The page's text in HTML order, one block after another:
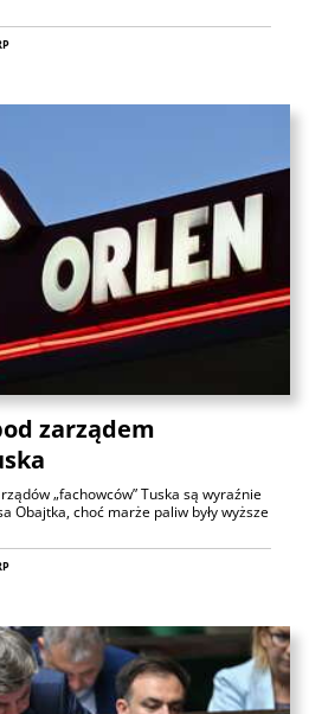
zarządem
„fachowców” Tuska są wyraźnie
Obajtka, choć marże paliw były wyższe